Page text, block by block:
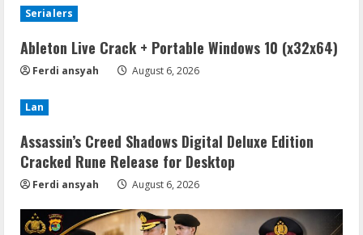
Serialers
Ableton Live Crack + Portable Windows 10 (x32x64)
Ferdi ansyah August 6, 2026
Lan
Assassin’s Creed Shadows Digital Deluxe Edition
Cracked Rune Release for Desktop
Ferdi ansyah August 6, 2026